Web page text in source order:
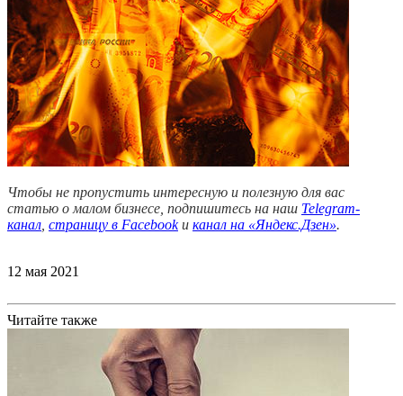
Чтобы не пропустить интересную и полезную для вас
статью о малом бизнесе, подпишитесь на наш Telegram-
канал страницу в Facebookи канал на «Яндекс.Дзен».
12 мая 2021
Читайте также